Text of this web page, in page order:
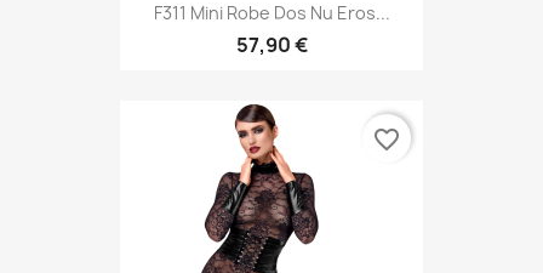
F311 Mini Robe Dos Nu Eros...
57,90 €
favorite_border